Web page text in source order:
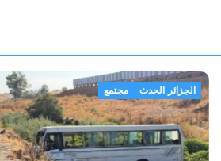
رياضة